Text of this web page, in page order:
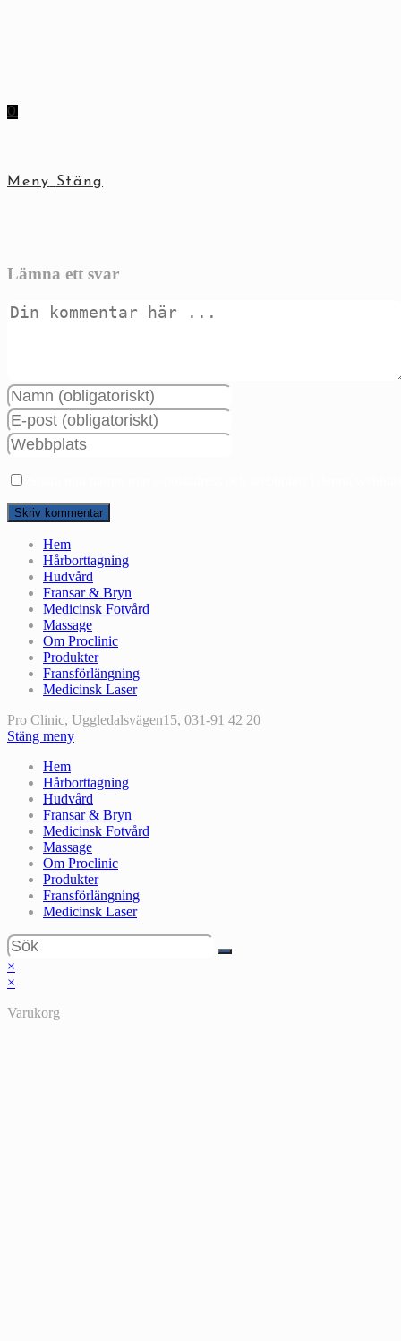
0
Meny Stäng
Lämna ett svar
Kommentar
Ange
ditt
namn
eller
användarnamn
för
att
kommentera
Ange
din
e-
för
kommentera
Ange
URL
till
din
webbplats
(valfritt)
Hem
Hårborttagning
Hudvård
Fransar & Bryn
Medicinsk Fotvård
Massage
Om Proclinic
Produkter
Fransförlängning
Medicinsk Laser
Pro Clinic, Uggledalsvägen15, 031-91 42 20
Stäng meny
Hem
Hårborttagning
Hudvård
Fransar & Bryn
Medicinsk Fotvård
Massage
Om Proclinic
Produkter
Fransförlängning
Medicinsk Laser
×
×
Varukorg